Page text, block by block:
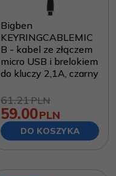
Bigben
KEYRINGCABLEMIC
B - kabel ze złączem
micro USB i brelokiem
do kluczy 2,1A, czarny
61.21PLN
59.00PLN
DO KOSZYKA